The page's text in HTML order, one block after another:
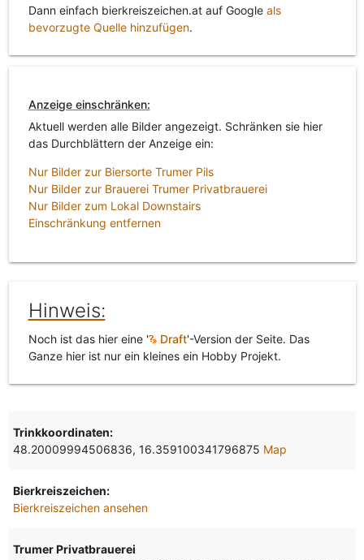
Dann einfach bierkreiszeichen.at auf Google als
bevorzugte Quelle hinzufügen.
Anzeige einschränken:
Aktuell werden alle Bilder angezeigt. Schränken sie hier
das Durchblättern der Anzeige ein:
Nur Bilder zur Biersorte Trumer Pils
Nur Bilder zur Brauerei Trumer Privatbrauerei
Nur Bilder zum Lokal Downstairs
Einschränkung entfernen
Hinweis:
Noch ist das hier eine ' Draft'-Version der Seite. Das
Ganze hier ist nur ein kleines ein Hobby Projekt.
Trinkkoordinaten:
48.20009994506836, 16.359100341796875 Map
Bierkreiszeichen:
Bierkreiszeichen ansehen
Trumer Privatbrauerei